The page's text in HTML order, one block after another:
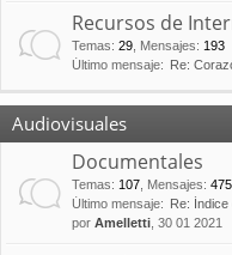
Recursos de
Temas: 29 Mensajes: 193
Último mensaje:
Re:
Audiovisuales
Documentales
Temas: 107 Mensajes: 475
Último mensaje:
Re:
por Amelletti , 30 01 2021